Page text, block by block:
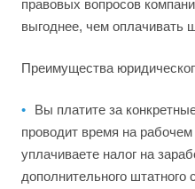
правовых вопросов
выгоднее, чем оплачивать
Преимущества
Вы платите за
проводит время на
уплачиваете налог на
дополнительного штатного